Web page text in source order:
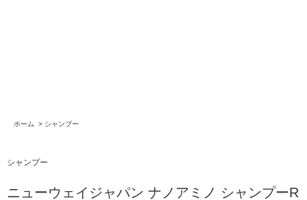
ホーム > シャンプー
シャンプー
ニューウェイジャパン ナノアミノ シャンプーR